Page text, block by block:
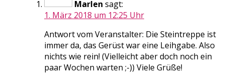
Marlen sagt:
1. März 2018 um 12:25 Uhr
Antwort vom Veranstalter: Die Steintreppe ist
immer da, das Gerüst war eine Leihgabe. Also
nichts wie rein! (Vielleicht aber doch noch ein
paar Wochen warten ;-)) Viele Grüße!